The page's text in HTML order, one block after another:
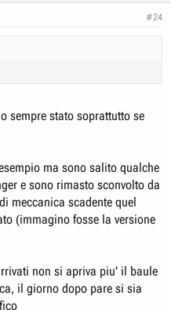
#24
sempre stato soprattutto se
ma sono salito qualche
e sono rimasto sconvolto da
meccanica scadente quel
(immagino fosse la versione
non si apriva piu' il baule
il giorno dopo pare si sia